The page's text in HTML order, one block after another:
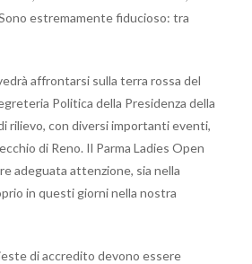
estremamente fiducioso: tra
affrontarsi sulla terra rossa del
Politica della Presidenza della
rilievo, con diversi importanti eventi,
di Reno. Il Parma Ladies Open
adeguata attenzione, sia nella
in questi giorni nella nostra
di accredito devono essere